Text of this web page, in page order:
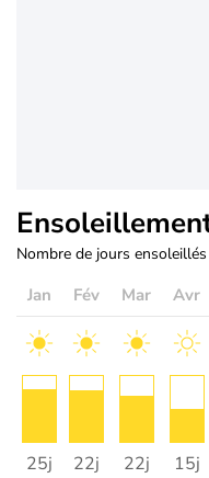
Nombre de jours
Jan Fév Mar Avr
25j 22j 22j 15j